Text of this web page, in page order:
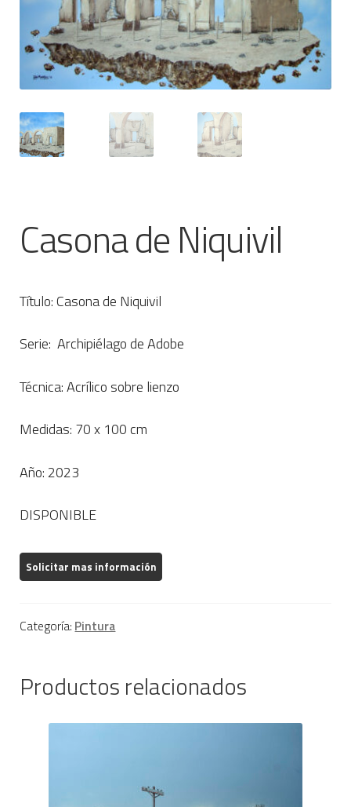
CONTACTO
Casona de Niquivil
Título: Casona de Niquivil
Serie: Archipiélago de Adobe
Técnica: Acrílico sobre lienzo
Medidas: 70 x 100 cm
Año: 2023
DISPONIBLE
Categoría: Pintura
Productos relacionados